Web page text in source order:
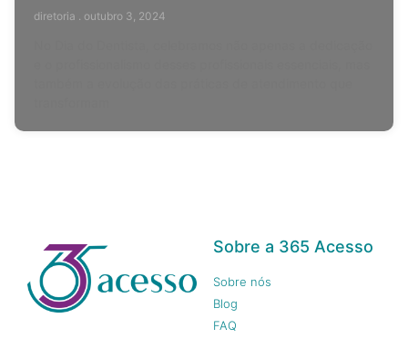
diretoria outubro 3, 2024
Sobre a 365 Acesso
Sobre nós
Blog
FAQ